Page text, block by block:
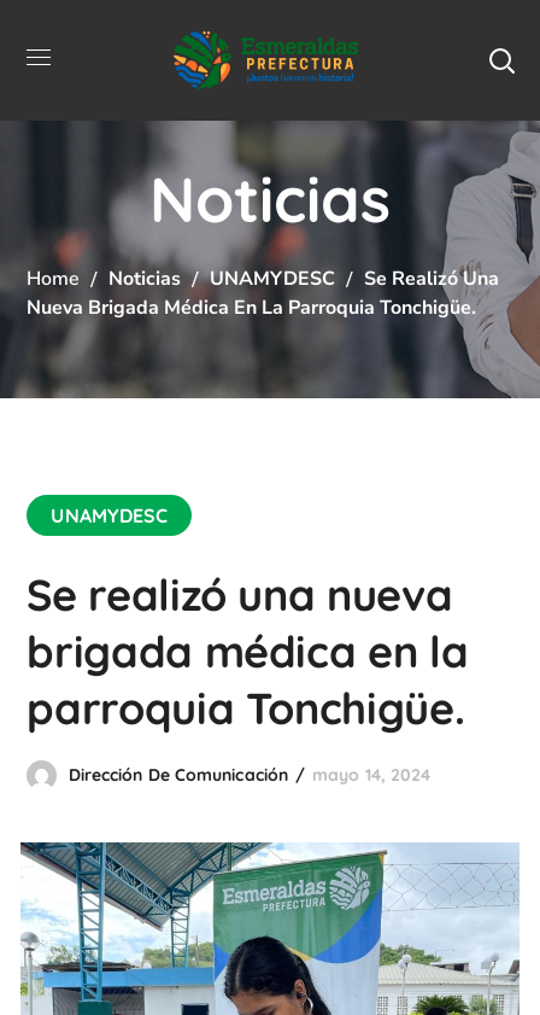
Noticias
Home Noticias UNAMYDESC
Se Realizó Una
Nueva Brigada Médica En La Parroquia Tonchigüe.
UNAMYDESC
Se realizó una nueva
brigada médica en la
parroquia Tonchigüe.
Dirección De Comunicación mayo 14, 2024